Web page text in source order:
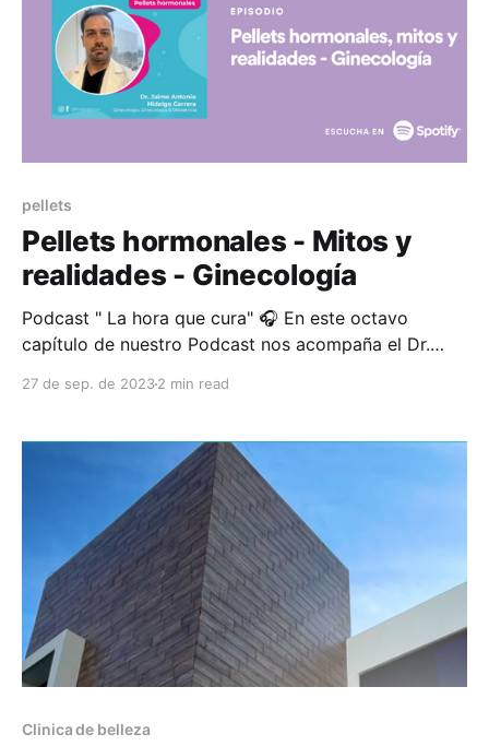
pellets
Pellets hormonales - Mitos y
realidades - Ginecología
Podcast " La hora que cura" 🎧 En este octavo
capítulo de nuestro Podcast nos acompaña el Dr.
Ginecología y Obstetricia Las hormonas son las
metabolismo, el crecimiento y el desarrollo de
hombres y mujeres. A partir de los 30
27 de sep. de 20232 min read
Clinica de belleza